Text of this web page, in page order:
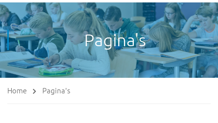
Pagina's
Home Pagina's